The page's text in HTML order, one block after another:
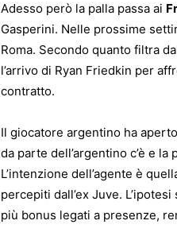
Adesso però la palla passa ai
Gasperini. Nelle prossime
Roma. Secondo quanto filtra
l’arrivo di Ryan Friedkin per
contratto.
Il giocatore argentino ha
da parte dell’argentino c’è e
L’intenzione dell’agente è
percepiti dall’ex Juve.
più bonus legati a presenze,